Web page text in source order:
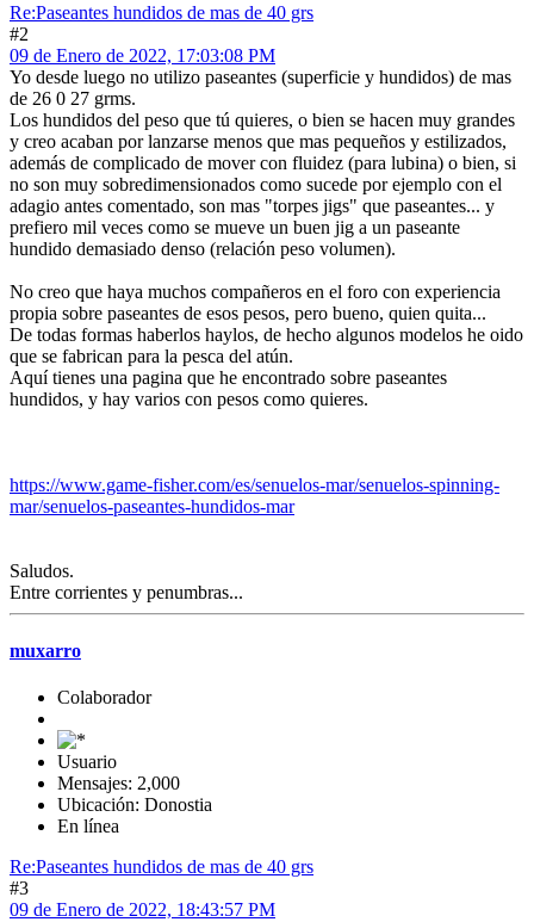
Re:Paseantes hundidos de mas de 40 grs
#2
09 de Enero de 2022, 17:03:08 PM
Yo desde luego no utilizo paseantes (superficie y hundidos) de mas
de 26 0 27 grms.
Los hundidos del peso que tú quieres, o bien se hacen muy grandes
y creo acaban por lanzarse menos que mas pequeños y estilizados,
además de complicado de mover con fluidez (para lubina) o bien, si
no son muy sobredimensionados como sucede por ejemplo con el
adagio antes comentado, son mas "torpes jigs" que paseantes... y
prefiero mil veces como se mueve un buen jig a un paseante
hundido demasiado denso (relación peso volumen).
No creo que haya muchos compañeros en el foro con experiencia
propia sobre paseantes de esos pesos, pero bueno, quien quita...
De todas formas haberlos haylos, de hecho algunos modelos he oido
que se fabrican para la pesca del atún.
Aquí tienes una pagina que he encontrado sobre paseantes
hundidos, y hay varios con pesos como quieres.
https://www.game-fisher.com/es/senuelos-mar/senuelos-spinning-
mar/senuelos-paseantes-hundidos-mar
Saludos.
Entre corrientes y penumbras...
muxarro
Colaborador
Usuario
Mensajes: 2,000
Ubicación: Donostia
En línea
Re:Paseantes hundidos de mas de 40 grs
#3
09 de Enero de 2022, 18:43:57 PM